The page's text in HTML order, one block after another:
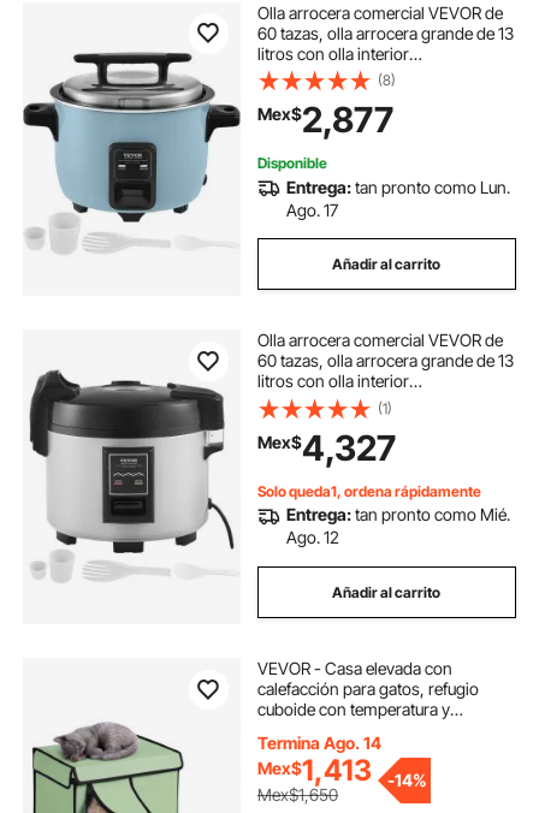
Olla arrocera comercial VEVOR de
60 tazas, olla arrocera grande de 13
litros con olla interior
antiadherente, cocción rápida y
mantenimiento del calor durante 24
horas, con taza y paleta para arroz,
para restaurante.
(8)
Mex$2,877
Disponible
Entrega:tan pronto como Lun.
Ago. 17
Añadir al carrito
Olla arrocera comercial VEVOR de
60 tazas, olla arrocera grande de 13
litros con olla interior
antiadherente, cocción rápida y 12
horas de conservación del calor,
con taza y paleta para arroz, para
restaurante.
(1)
Mex$4,327
Solo queda1, ordena rápidamente
Entrega:tan pronto como Mié.
Ago. 12
Añadir al carrito
VEVOR - Casa elevada con
calefacción para gatos, refugio
cuboide con temperatura y
Oxford 900D, plegable, con
almohadilla térmica para
mantenerlos cálidos y cómodos en
Termina Ago. 14
Mex$1,413
Mex$1,650
-14%